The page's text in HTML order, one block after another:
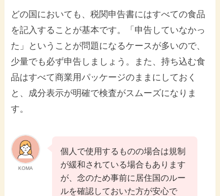
どの国においても、税関申告書にはすべての食品
を記入することが基本です。「申告していなかっ
た」ということが問題になるケースが多いので、
少量でも必ず申告しましょう。また、持ち込む食
品はすべて商業用パッケージのままにしておく
と、成分表示が明確で検査がスムーズになりま
す。
KOMA
個人で使用するものの場合は規制
が緩和されている場合もあります
が、念のため事前に居住国のルー
ルを確認しておいた方が安心で